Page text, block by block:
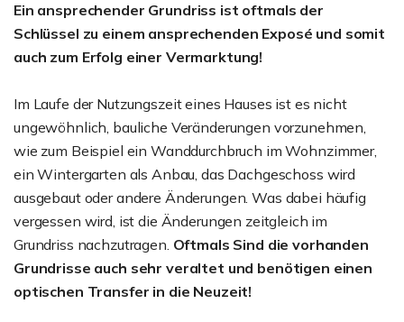
Ein ansprechender Grundriss ist oftmals der
Schlüssel zu einem ansprechenden Exposé und somit
auch zum Erfolg einer Vermarktung!
Im Laufe der Nutzungszeit eines Hauses ist es nicht
ungewöhnlich, bauliche Veränderungen vorzunehmen,
wie zum Beispiel ein Wanddurchbruch im Wohnzimmer,
ein Wintergarten als Anbau, das Dachgeschoss wird
ausgebaut oder andere Änderungen. Was dabei häufig
vergessen wird, ist die Änderungen zeitgleich im
Grundriss nachzutragen. Oftmals Sind die vorhanden
Grundrisse auch sehr veraltet und benötigen einen
optischen Transfer in die Neuzeit!